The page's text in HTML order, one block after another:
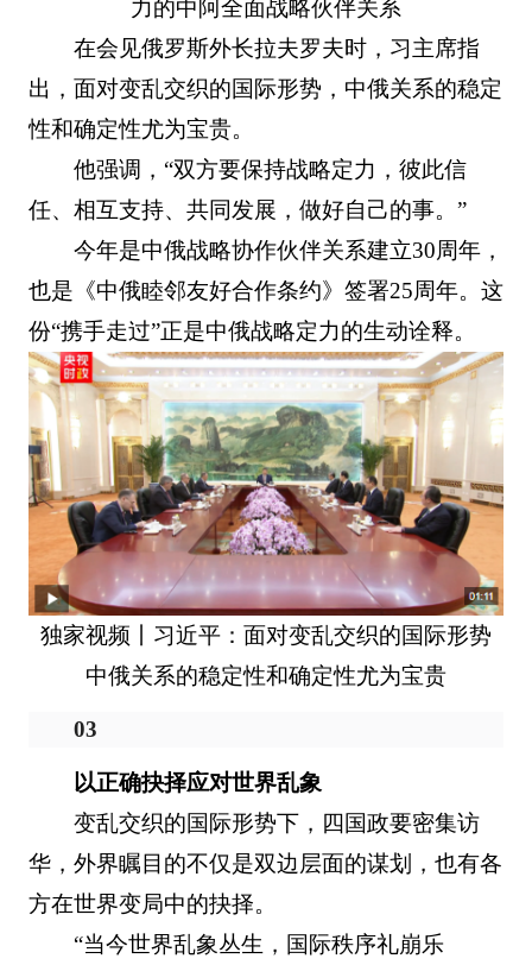
力的中阿全面战略伙伴关系
在会见俄罗斯外长拉夫罗夫时，习主席指
出，面对变乱交织的国际形势，中俄关系的稳定
性和确定性尤为宝贵。
他强调，“双方要保持战略定力，彼此信
任、相互支持、共同发展，做好自己的事。”
今年是中俄战略协作伙伴关系建立30周年，
也是《中俄睦邻友好合作条约》签署25周年。这
份“携手走过”正是中俄战略定力的生动诠释。
独家视频丨习近平：面对变乱交织的国际形势
中俄关系的稳定性和确定性尤为宝贵
03
以正确抉择应对世界乱象
变乱交织的国际形势下，四国政要密集访
华，外界瞩目的不仅是双边层面的谋划，也有各
方在世界变局中的抉择。
“当今世界乱象丛生，国际秩序礼崩乐